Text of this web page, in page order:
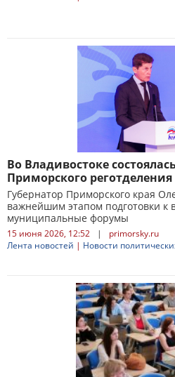
Во Владивостоке
Приморского реготделения
Губернатор Приморского края
важнейшим этапом подготовки к
муниципальные форумы
15 июня 2026, 12:52 |
primorsky.ru
Лента новостей | Новости